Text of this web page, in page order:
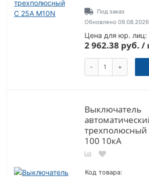
Под заказ
Обновлено 09.08.2026
Цена для юр. лиц:
2 962.38 руб. /
- +
Выключатель
трехполюсный
100 10кА
Код товара: